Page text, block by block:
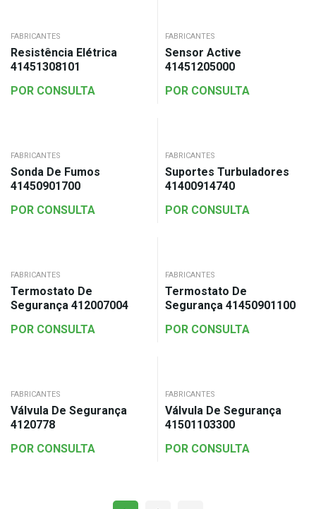
FABRICANTES
Resistência Elétrica
41451308101
POR CONSULTA
FABRICANTES
Sensor Active
41451205000
POR CONSULTA
FABRICANTES
Sonda De Fumos
41450901700
POR CONSULTA
FABRICANTES
Suportes Turbuladores
41400914740
POR CONSULTA
FABRICANTES
Termostato De
Segurança 412007004
POR CONSULTA
FABRICANTES
Termostato De
Segurança 41450901100
POR CONSULTA
FABRICANTES
Válvula De Segurança
4120778
POR CONSULTA
FABRICANTES
Válvula De Segurança
41501103300
POR CONSULTA